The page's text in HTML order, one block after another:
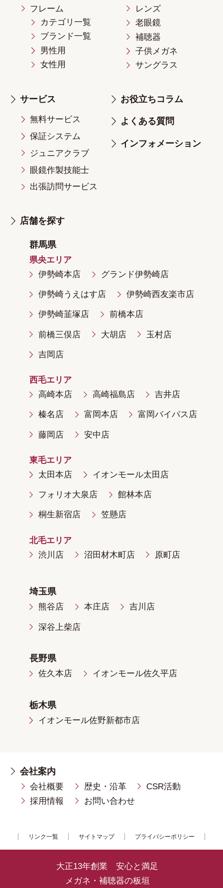
フレーム
カテゴリ一覧
ブランド一覧
男性用
女性用
レンズ
老眼鏡
補聴器
子供メガネ
サングラス
サービス
無料サービス
保証システム
ジュニアクラブ
眼鏡作製技能士
出張訪問サービス
お役立ちコラム
よくある質問
インフォメーション
店舗を探す
群馬県
県央エリア
伊勢崎本店
グランド伊勢崎店
伊勢崎うえはす店 伊勢崎西友楽市店
伊勢崎韮塚店 前橋本店
前橋三俣店 大胡店 玉村店
吉岡店
西毛エリア
高崎本店
高崎福島店 吉井店
榛名店 富岡本店 富岡バイパス店
藤岡店 安中店
東毛エリア
太田本店
イオンモール太田店
フォリオ大泉店 館林本店
桐生新宿店 笠懸店
北毛エリア
渋川店
沼田材木町店 原町店
埼玉県
熊谷店 本庄店 吉川店
深谷上柴店
長野県
佐久本店 イオンモール佐久平店
栃木県
イオンモール佐野新都市店
会社案内
会社概要 歴史・沿革
CSR活動
採用情報
お問い合わせ
リンク一覧 サイトマップ プライバシーポリシー
大正13年創業 安心と満足
メガネ・補聴器の板垣